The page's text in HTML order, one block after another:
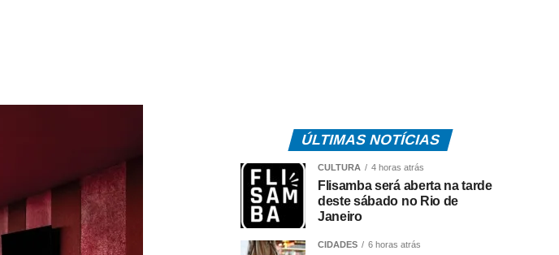
ÚLTIMAS NOTÍCIAS
CULTURA 4 horas atrás
Flisamba será aberta na tarde
deste sábado no Rio de
Janeiro
CIDADES 6 horas atrás